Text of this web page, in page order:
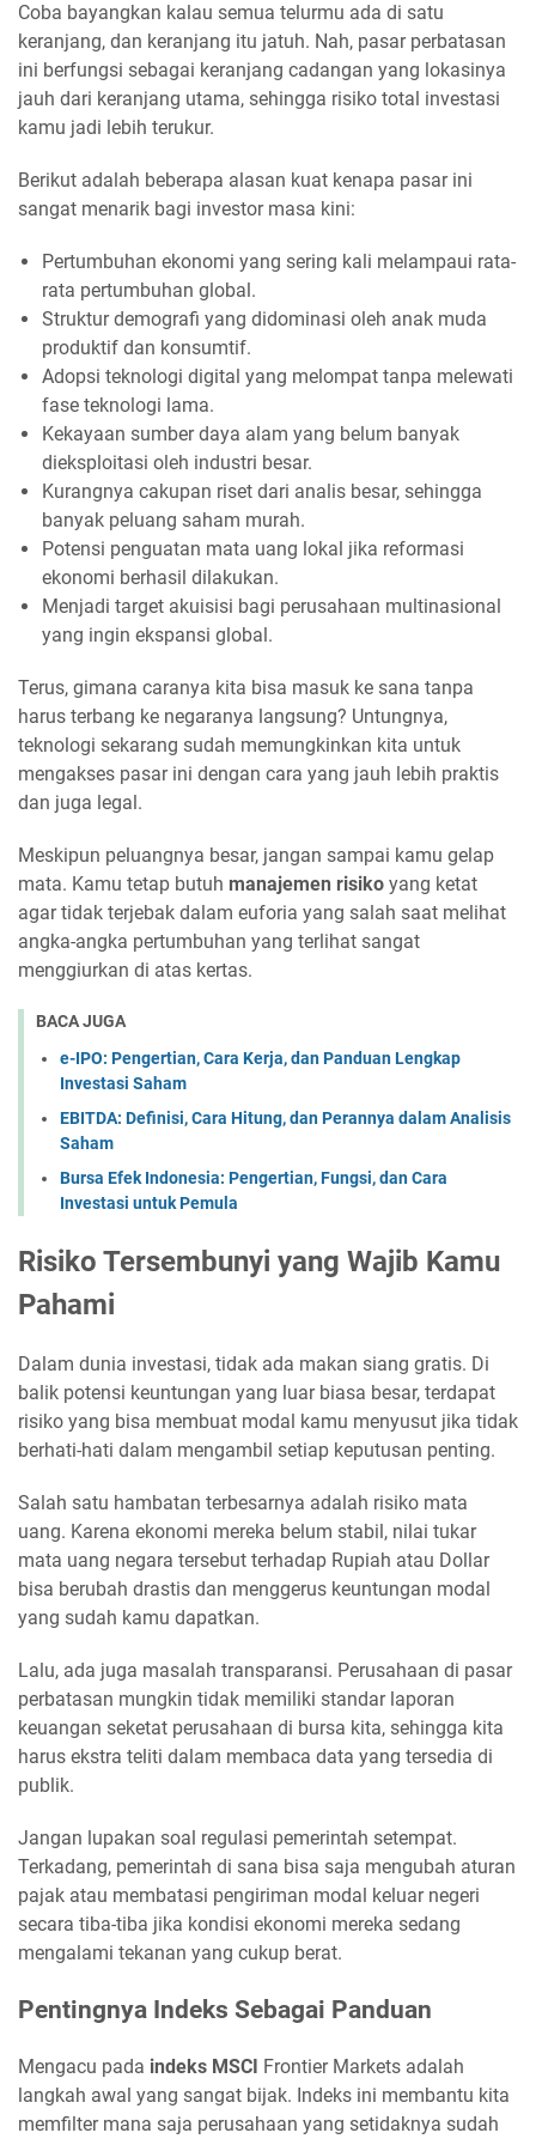
Coba bayangkan kalau semua telurmu ada di satu
keranjang, dan keranjang itu jatuh. Nah, pasar perbatasan
ini berfungsi sebagai keranjang cadangan yang lokasinya
jauh dari keranjang utama, sehingga risiko total investasi
kamu jadi lebih terukur.
Berikut adalah beberapa alasan kuat kenapa pasar ini
sangat menarik bagi investor masa kini:
Pertumbuhan ekonomi yang sering kali melampaui rata-
rata pertumbuhan global.
Struktur demografi yang didominasi oleh anak muda
produktif dan konsumtif.
Adopsi teknologi digital yang melompat tanpa melewati
fase teknologi lama.
Kekayaan sumber daya alam yang belum banyak
dieksploitasi oleh industri besar.
Kurangnya cakupan riset dari analis besar, sehingga
banyak peluang saham murah.
Potensi penguatan mata uang lokal jika reformasi
ekonomi berhasil dilakukan.
Menjadi target akuisisi bagi perusahaan multinasional
yang ingin ekspansi global.
Terus, gimana caranya kita bisa masuk ke sana tanpa
harus terbang ke negaranya langsung? Untungnya,
teknologi sekarang sudah memungkinkan kita untuk
mengakses pasar ini dengan cara yang jauh lebih praktis
dan juga legal.
Meskipun peluangnya besar, jangan sampai kamu gelap
mata. Kamu tetap butuh manajemen risiko yang ketat
agar tidak terjebak dalam euforia yang salah saat melihat
angka-angka pertumbuhan yang terlihat sangat
menggiurkan di atas kertas.
BACA JUGA
e-IPO: Pengertian, Cara Kerja, dan Panduan Lengkap
Investasi Saham
EBITDA: Definisi, Cara Hitung, dan Perannya dalam Analisis
Saham
Bursa Efek Indonesia: Pengertian, Fungsi, dan Cara
Investasi untuk Pemula
Risiko Tersembunyi yang Wajib Kamu
Pahami
Dalam dunia investasi, tidak ada makan siang gratis. Di
balik potensi keuntungan yang luar biasa besar, terdapat
risiko yang bisa membuat modal kamu menyusut jika tidak
berhati-hati dalam mengambil setiap keputusan penting.
Salah satu hambatan terbesarnya adalah risiko mata
uang. Karena ekonomi mereka belum stabil, nilai tukar
mata uang negara tersebut terhadap Rupiah atau Dollar
bisa berubah drastis dan menggerus keuntungan modal
yang sudah kamu dapatkan.
Lalu, ada juga masalah transparansi. Perusahaan di pasar
perbatasan mungkin tidak memiliki standar laporan
keuangan seketat perusahaan di bursa kita, sehingga kita
harus ekstra teliti dalam membaca data yang tersedia di
publik.
Jangan lupakan soal regulasi pemerintah setempat.
Terkadang, pemerintah di sana bisa saja mengubah aturan
pajak atau membatasi pengiriman modal keluar negeri
secara tiba-tiba jika kondisi ekonomi mereka sedang
mengalami tekanan yang cukup berat.
Pentingnya Indeks Sebagai Panduan
Mengacu pada indeks MSCI Frontier Markets adalah
langkah awal yang sangat bijak. Indeks ini membantu kita
memfilter mana saja perusahaan yang setidaknya sudah